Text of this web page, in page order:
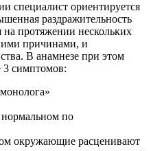
специалист ориентируется
раздражительность
протяжении нескольких
причинами, и
В анамнезе при этом
3 симптомов:
нормальном по
окружающие расценивают